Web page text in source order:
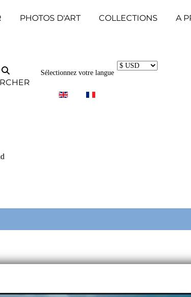
PHOTOS D'ART COLLECTIONS A
Sélectionnez votre langue